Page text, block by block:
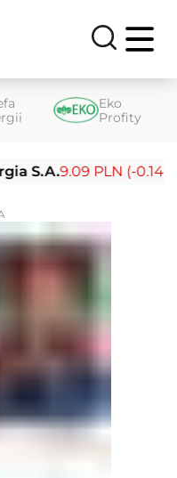
Eko
Profity
S.A.9.09 PLN (-0.14%)